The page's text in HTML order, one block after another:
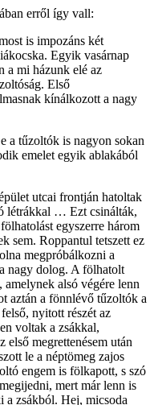
erről így vall:
is impozáns két
Egyik vasárnap
a mi házunk elé az
Első
kínálkozott a nagy
a tűzoltók is nagyon sokan
emelet egyik ablakából
utcai frontján hatoltak
létrákkal … Ezt csinálták,
egyszerre három
sem. Roppantul tetszett ez
megpróbálkozni a
nagy dolog. A fölhatolt
alsó végére lenn
aztán a fönnlévő tűzoltók a
nyitott részét az
voltak a zsákkal,
első megrettenésem után
le a néptömeg zajos
engem is fölkapott, s szó
mert már lenn is
a zsákból. Hej, micsoda